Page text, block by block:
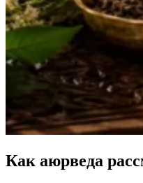
Как аюрведа